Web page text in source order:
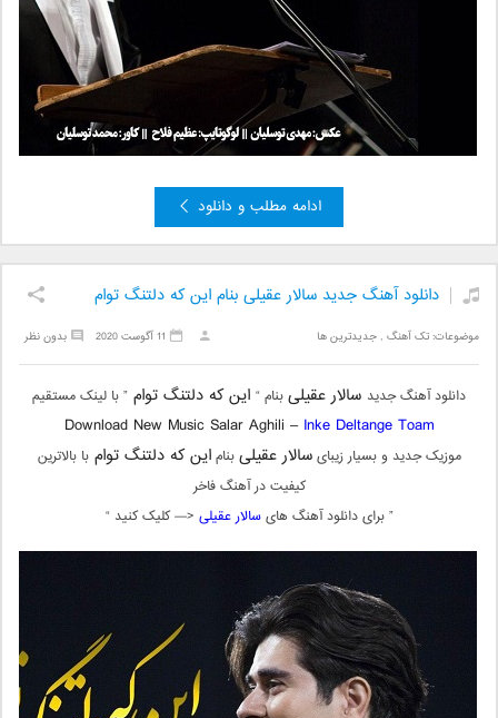
ادامه مطلب و دانلود
دانلود آهنگ جدید سالار عقیلی بنام این که دلتنگ توام
موضوعات:تک آهنگ ,جدیدترین ها بدون نظر 11 آگوست 2020
دانلود آهنگ جدید سالار عقیلیبنام “ این که دلتنگ توام ” با لینک مستقیم
Download New Music Salar Aghili – Inke Deltange Toam
موزیک جدید و بسیار زیبایسالار عقیلیبناماین که دلتنگ توامبا بالاترین
کیفیت در آهنگ فاخر
” برای دانلود آهنگ هایسالار عقیلی <— کلیک کنید “